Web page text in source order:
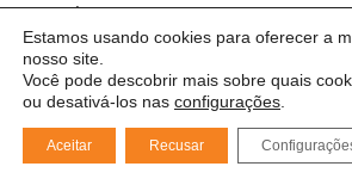
será realizada mediante envio
de comunicação escrita
impressa (carta registrada) ou
por meio eletrônico (e-mail) a
todos os associados, com
antecedência mínima de 5
Estamos usando cookies para oferecer a
nosso site.
Você pode descobrir mais sobre quais
ou desativá-los nas configurações
Aceitar Recusar